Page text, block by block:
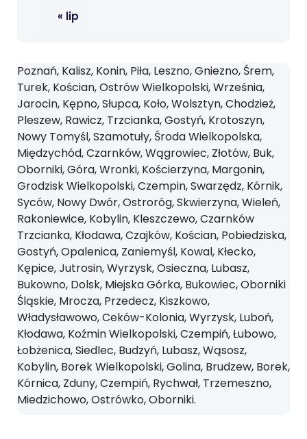
« lip
Poznań, Kalisz, Konin, Piła, Leszno, Gniezno, Śrem,
Turek, Kościan, Ostrów Wielkopolski, Września,
Jarocin, Kępno, Słupca, Koło, Wolsztyn, Chodzież,
Pleszew, Rawicz, Trzcianka, Gostyń, Krotoszyn,
Nowy Tomyśl, Szamotuły, Środa Wielkopolska,
Międzychód, Czarnków, Wągrowiec, Złotów, Buk,
Oborniki, Góra, Wronki, Kościerzyna, Margonin,
Grodzisk Wielkopolski, Czempin, Swarzędz, Kórnik,
Syców, Nowy Dwór, Ostroróg, Skwierzyna, Wieleń,
Rakoniewice, Kobylin, Kleszczewo, Czarnków
Trzcianka, Kłodawa, Czajków, Kościan, Pobiedziska,
Gostyń, Opalenica, Zaniemyśl, Kowal, Kłecko,
Kępice, Jutrosin, Wyrzysk, Osieczna, Lubasz,
Bukowno, Dolsk, Miejska Górka, Bukowiec, Oborniki
Śląskie, Mrocza, Przedecz, Kiszkowo,
Władysławowo, Ceków-Kolonia, Wyrzysk, Luboń,
Kłodawa, Koźmin Wielkopolski, Czempiń, Łubowo,
Łobżenica, Siedlec, Budzyń, Lubasz, Wąsosz,
Kobylin, Borek Wielkopolski, Golina, Brudzew, Borek,
Kórnica, Zduny, Czempiń, Rychwał, Trzemeszno,
Miedzichowo, Ostrówko, Oborniki.